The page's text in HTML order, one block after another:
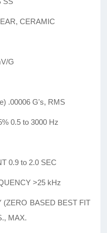
CERAMIC
G
.00006 G's, RMS
0.5 to 3000 Hz
0.9 to 2.0 SEC
>25 kHz
(ZERO BASED BEST FIT
MAX.